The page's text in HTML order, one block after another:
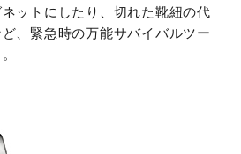
ットにしたり、切れた靴紐の代
、緊急時の万能サバイバルツー